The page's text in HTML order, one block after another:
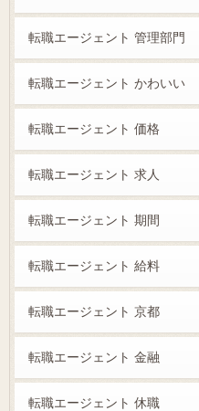
転職エージェント 管理部門
転職エージェント かわいい
転職エージェント 価格
転職エージェント 求人
転職エージェント 期間
転職エージェント 給料
転職エージェント 京都
転職エージェント 金融
転職エージェント 休職